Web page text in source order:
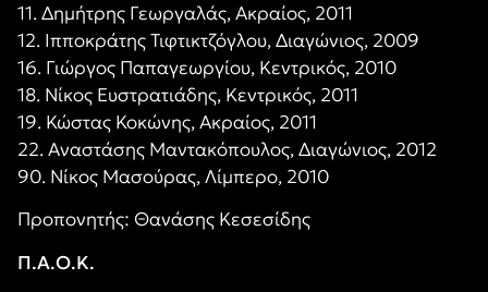
11. Δημήτρης Γεωργαλάς, Ακραίος, 2011
12. Ιπποκράτης Τιφτικτζόγλου, Διαγώνιος, 2009
16. Γιώργος Παπαγεωργίου, Κεντρικός, 2010
18. Νίκος Ευστρατιάδης, Κεντρικός, 2011
19. Κώστας Κοκώνης, Ακραίος, 2011
22. Αναστάσης Μαντακόπουλος, Διαγώνιος, 2012
90. Νίκος Μασούρας, Λίμπερο, 2010
Προπονητής: Θανάσης Κεσεσίδης
Π.Α.Ο.Κ.